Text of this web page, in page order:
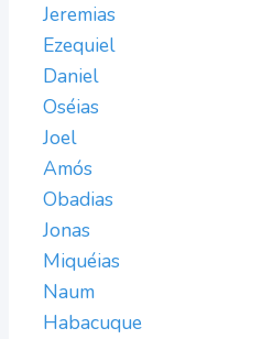
Jeremias
Ezequiel
Daniel
Oséias
Joel
Amós
Obadias
Jonas
Miquéias
Naum
Habacuque